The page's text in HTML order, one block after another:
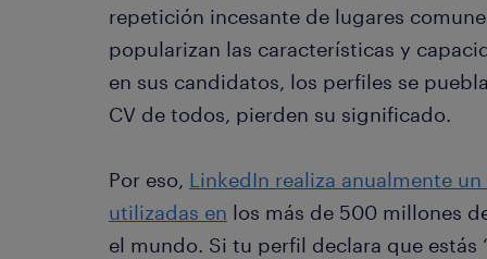
repetición incesante de lugares
popularizan las características y
en sus candidatos, los perfiles se
CV de todos, pierden su significado.
Por eso, LinkedIn realiza anualmente
utilizadas en los más de 500 millones
el mundo. Si tu perfil declara que estás